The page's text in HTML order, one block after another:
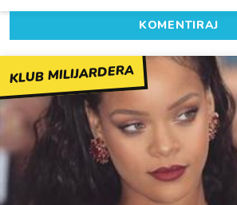
KOMENTIRAJ
KLUB MILIJARDERA